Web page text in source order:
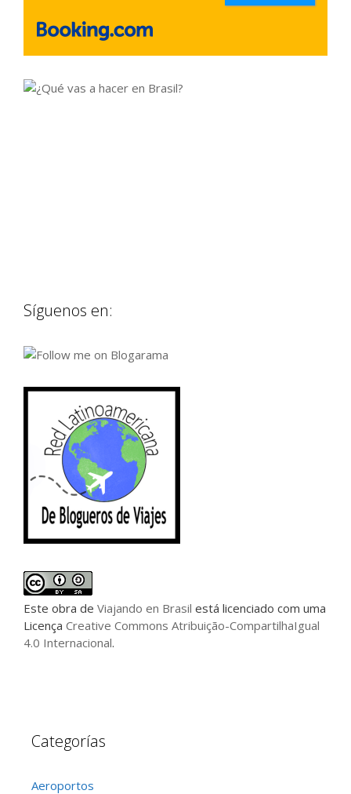
Síguenos en:
Este obra de Viajando en Brasil está licenciado com uma
Licença Creative Commons Atribuição-CompartilhaIgual
4.0 Internacional.
Categorías
Aeroportos